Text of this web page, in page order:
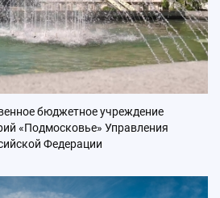
бюджетное учреждение
«Подмосковье» Управления
Федерации